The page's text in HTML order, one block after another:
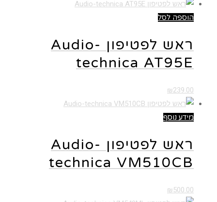
הוספה לסל
ראש לפטיפון Audio-
technica AT95E
₪239.00
מידע נוסף
ראש לפטיפון Audio-
technica VM510CB
₪ 500.00